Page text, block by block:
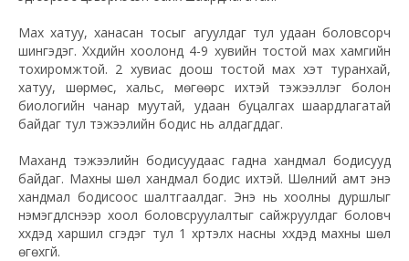
Мах хатуу, ханасан тосыг агуулдаг тул удаан боловсорч
шингэдэг. Хүүхдийн хоолонд 4-9 хувийн тостой мах хамгийн
тохиромжтой. 2 хувиас доош тостой мах хэт туранхай,
хатуу, шөрмөс, хальс, мөгөөрс ихтэй тэжээллэг болон
биологийн чанар муутай, удаан буцалгах шаардлагатай
байдаг тул тэжээлийн бодис нь алдагддаг.
Маханд тэжээлийн бодисуудаас гадна хандмал бодисууд
байдаг. Махны шөл хандмал бодис ихтэй. Шөлний амт энэ
хандмал бодисоос шалтгаалдаг. Энэ нь хоолны дуршлыг
нэмэгдүүлснээр хоол боловсруулалтыг сайжруулдаг боловч
хүүхдэд харшил үүсгэдэг тул 1 хүртэлх насны хүүхдэд махны шөл
өгөхгүй.